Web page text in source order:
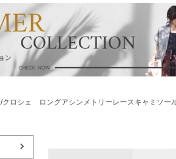
クロシェ ロングアシンメトリーレースキャミ